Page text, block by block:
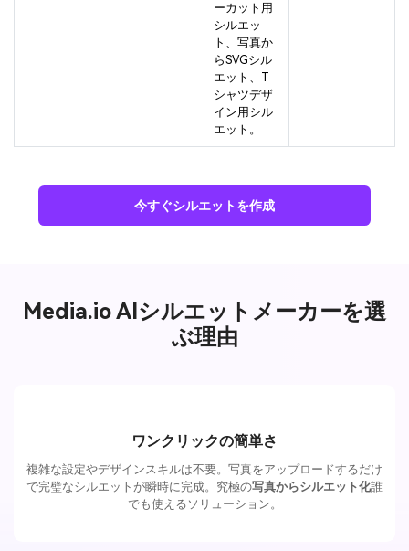
ーカット用
シルエッ
ト、写真か
らSVGシル
エット、T
シャツデザ
イン用シル
エット。
今すぐシルエットを作成
Media.io AIシルエットメーカーを選
ぶ理由
ワンクリックの簡単さ
複雑な設定やデザインスキルは不要。写真をアップロードするだけ
で完璧なシルエットが瞬時に完成。究極の写真からシルエット化誰
でも使えるソリューション。